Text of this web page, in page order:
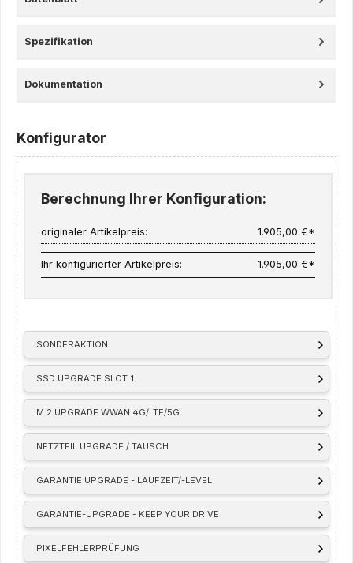
Spezifikation
Dokumentation
Konfigurator
SONDERAKTION
SSD UPGRADE SLOT 1
M.2 UPGRADE WWAN 4G/LTE/5G
NETZTEIL UPGRADE / TAUSCH
GARANTIE UPGRADE - LAUFZEIT/-LEVEL
GARANTIE-UPGRADE - KEEP YOUR DRIVE
PIXELFEHLERPRÜFUNG
Berechnung Ihrer Konfiguration:
originaler Artikelpreis: 1.905,00 €*
Ihr konfigurierter Artikelpreis: 1.905,00 €*